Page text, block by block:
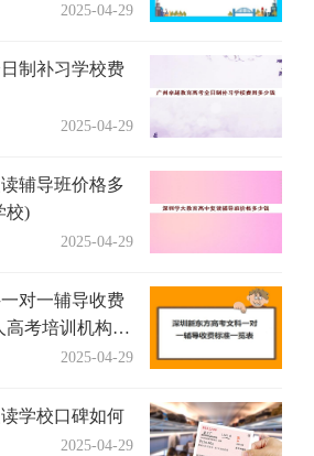
2025-04-29
制补习学校费
2025-04-29
辅导班价格多
校)
2025-04-29
对一辅导收费
高考培训机构有
2025-04-29
学校口碑如何
2025-04-29